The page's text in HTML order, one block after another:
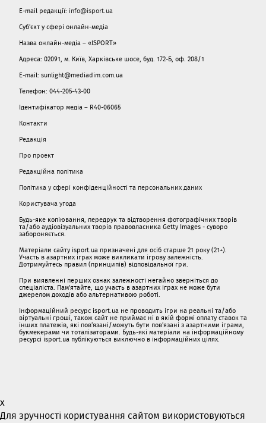
E-mail редакції: info@isport.ua
Суб'єкт у сфері онлайн-медіа
Назва онлайн-медіа – «ISPORT»
Адреса: 02091, м. Київ, Харківське шосе, буд. 172-Б, оф. 208/1
E-mail: sunlight@mediadim.com.ua
Телефон: 044-205-43-00
Ідентифікатор медіа – R40-06065
Контакти
Редакція
Про проект
Редакційна політика
Політика у сфері конфіденційності та персональних даних
Користувача угода
Будь-яке копіювання, передрук та відтворення фотографічних творів
та/або аудіовізуальних творів правовласника Getty Images - суворо
забороняється.
Матеріали сайту isport.ua призначені для осіб старше 21 року (21+).
Участь в азартних іграх може викликати ігрову залежність.
Дотримуйтесь правил (принципів) відповідальної гри.
При виявленні перших ознак залежності негайно зверніться до
спеціаліста. Пам'ятайте, що участь в азартних іграх не може бути
джерелом доходів або альтернативою роботі.
Інформаційний ресурс isport.ua не проводить ігри на реальні та/або
віртуальні гроші, також сайт не приймає ні в якій формі оплату ставок та
інших платежів, які пов’язані/можуть бути пов’язані з азартними іграми,
букмекерами чи тоталізаторами. Будь-які матеріали на інформаційному
ресурсі isport.ua публікуються виключно в інформаційних цілях.
x
Для зручності користування сайтом використовуються